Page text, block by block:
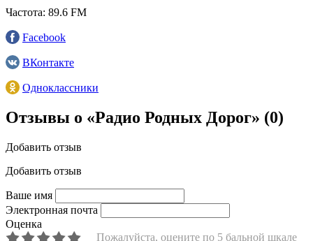
Частота: 89.6 FM
Facebook
ВКонтакте
Одноклассники
Отзывы о «Радио Родных Дорог» (0)
Добавить отзыв
Добавить отзыв
Ваше имя
Электронная почта
Оценка
Пожалуйста, оцените по 5 бальной шкале